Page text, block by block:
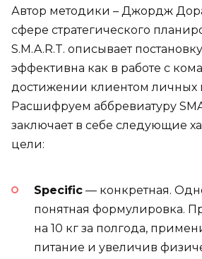
Автор методики – Джордж
сфере стратегического
S.M.A.R.T. описывает
эффективна как в работе с
достижении клиентом личных
Расшифруем аббревиатуру
заключает в себе следующие
цели:
Specific — конкретная.
понятная формулировка.
на 10 кг за полгода,
питание и увеличив